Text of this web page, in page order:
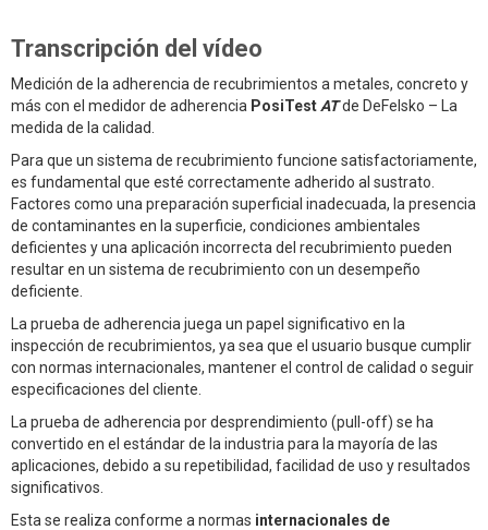
Transcripción del vídeo
Medición de la adherencia de recubrimientos a metales, concreto y
más con el medidor de adherencia PosiTest ATde DeFelsko – La
medida de la calidad.
Para que un sistema de recubrimiento funcione satisfactoriamente,
es fundamental que esté correctamente adherido al sustrato.
Factores como una preparación superficial inadecuada, la presencia
de contaminantes en la superficie, condiciones ambientales
deficientes y una aplicación incorrecta del recubrimiento pueden
resultar en un sistema de recubrimiento con un desempeño
deficiente.
La prueba de adherencia juega un papel significativo en la
inspección de recubrimientos, ya sea que el usuario busque cumplir
con normas internacionales, mantener el control de calidad o seguir
especificaciones del cliente.
La prueba de adherencia por desprendimiento (pull-off) se ha
convertido en el estándar de la industria para la mayoría de las
aplicaciones, debido a su repetibilidad, facilidad de uso y resultados
significativos.
Esta se realiza conforme a normas internacionales de